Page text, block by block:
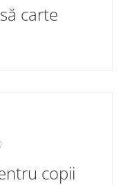
carte
copii